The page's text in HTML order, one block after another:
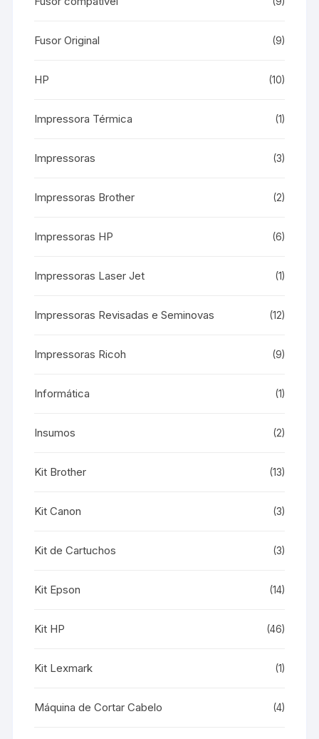
Fusor Original (9)
HP (10)
Impressora Térmica (1)
Impressoras (3)
Impressoras Brother (2)
Impressoras HP (6)
Impressoras Laser Jet (1)
Impressoras Revisadas e Seminovas (12)
Impressoras Ricoh (9)
Informática (1)
Insumos (2)
Kit Brother (13)
Kit Canon (3)
Kit de Cartuchos (3)
Kit Epson (14)
Kit HP (46)
Kit Lexmark (1)
Máquina de Cortar Cabelo (4)